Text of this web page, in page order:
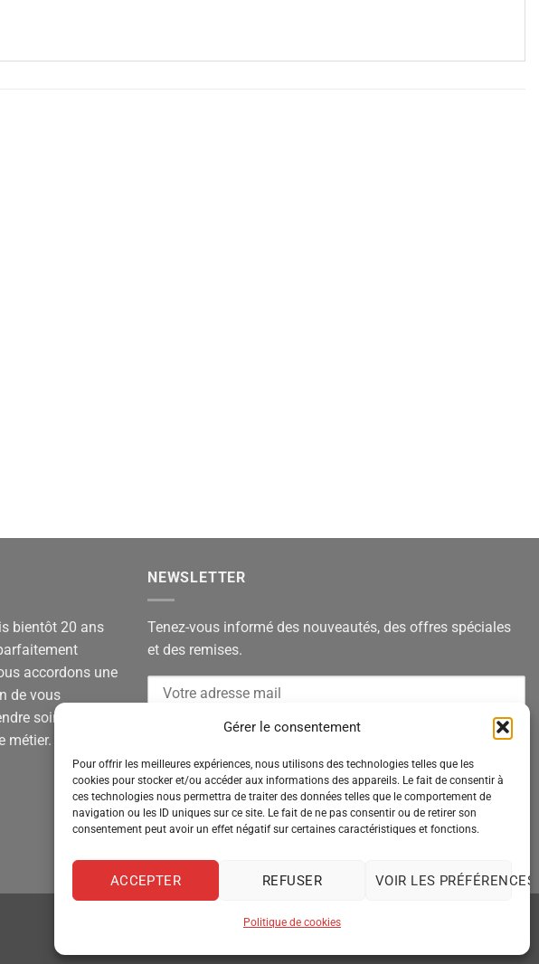
Gérer le consentement
Pour offrir les meilleures expériences, nous utilisons des technologies telles que les
cookies pour stocker et/ou accéder aux informations des appareils. Le fait de consentir à
ces technologies nous permettra de traiter des données telles que le comportement de
navigation ou les ID uniques sur ce site. Le fait de ne pas consentir ou de retirer son
consentement peut avoir un effet négatif sur certaines caractéristiques et fonctions.
ACCEPTER REFUSER VOIR LES PRÉFÉRENCES
Politique de cookies
bientôt 20 ans
accordons une
de vous
soin de vos
métier.
NEWSLETTER
Tenez-vous informé des nouveautés, des offres spéciales
et des remises.